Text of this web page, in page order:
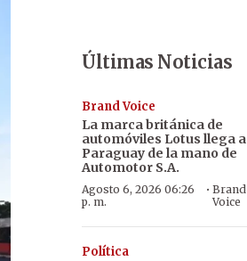
Últimas Noticias
Brand Voice
La marca británica de
automóviles Lotus llega a
Paraguay de la mano de
Automotor S.A.
Agosto 6, 2026 06:26
p. m.
· Brand
Voice
Política